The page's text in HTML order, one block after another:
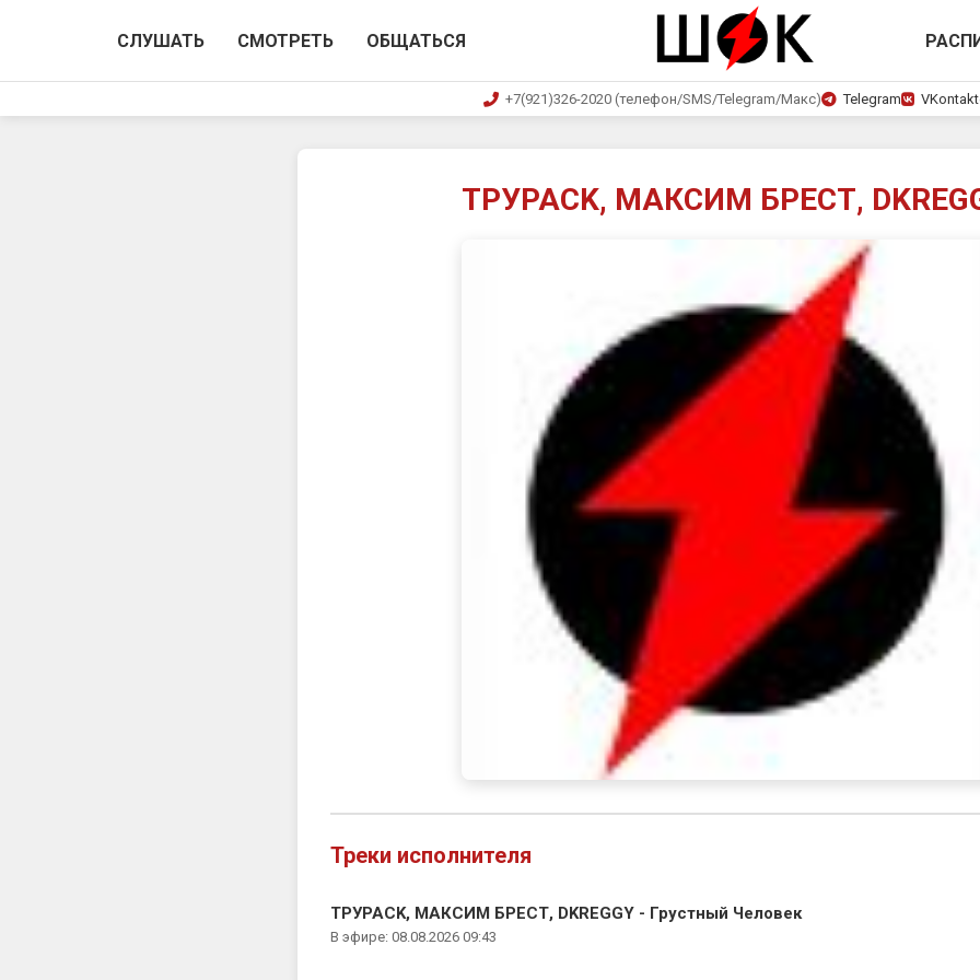
СЛУШАТЬ СМОТРЕТЬ ОБЩАТЬСЯ
+7(921)326-2020 (телефон/SMS/Telegram/Макс) Telegram
ТРУPACK, МАКСИМ БРЕСТ,
Треки исполнителя
ТРУPACK, МАКСИМ БРЕСТ, DKREGGY - Грустный Человек
В эфире: 08.08.2026 09:43